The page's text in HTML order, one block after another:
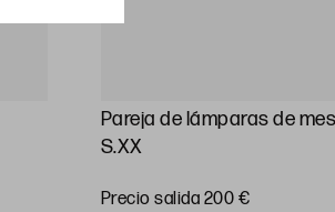
Pareja de lámparas de
S.XX
Precio salida 200 €